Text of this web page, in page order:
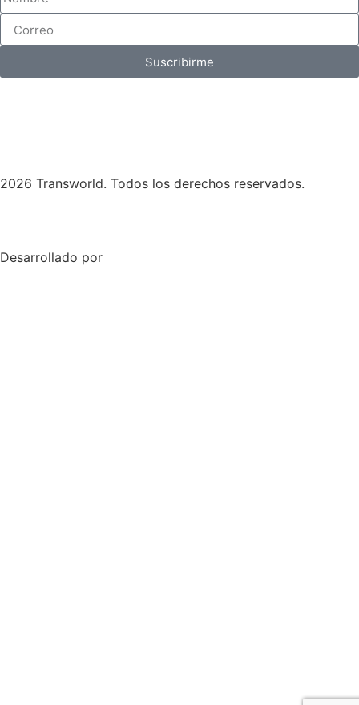
Suscribirme
2026 Transworld. Todos los derechos reservados.
Desarrollado por